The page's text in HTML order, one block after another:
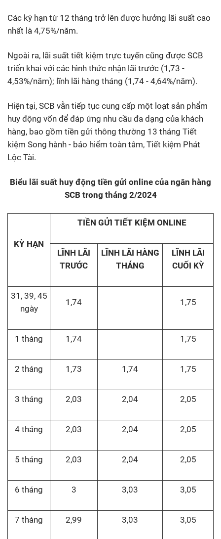
Các kỳ hạn từ 12 tháng trở lên được hưởng lãi suất cao
nhất là 4,75%/năm.
Ngoài ra, lãi suất tiết kiệm trực tuyến cũng được SCB
triển khai với các hình thức nhận lãi trước (1,73 -
4,53%/năm); lĩnh lãi hàng tháng (1,74 - 4,64%/năm).
Hiện tại, SCB vẫn tiếp tục cung cấp một loạt sản phẩm
huy động vốn để đáp ứng nhu cầu đa dạng của khách
hàng, bao gồm tiền gửi thông thường 13 tháng Tiết
kiệm Song hành - bảo hiểm toàn tâm, Tiết kiệm Phát
Lộc Tài.
Biểu lãi suất huy động tiền gửi online của ngân hàng
SCB trong tháng 2/2024
KỲ HẠN
TIỀN GỬI TIẾT KIỆM ONLINE
LĨNH LÃI
TRƯỚC
LĨNH LÃI HÀNG
THÁNG
LĨNH LÃI
CUỐI KỲ
31, 39, 45
ngày
1,74 1,75
1 tháng 1,74 1,75
2 tháng 1,73 1,74 1,75
3 tháng 2,03 2,04 2,05
4 tháng 2,03 2,04 2,05
5 tháng 2,03 2,04 2,05
6 tháng 3 3,03 3,05
7 tháng 2,99 3,03 3,05